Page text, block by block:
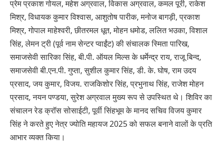
प्रेम प्रकाश गोयल, महेश अग्रवाल, विकास अग्रवाल, कमल पूरी, राकेश
मिश्र, विधायक कुमार विश्वास, आशुतोष पारीक, मनोज बागड़ी, प्रकाश
मिश्र, गोपाल माहेश्वरी, छीतरमल धूत, मोहन धमोड, ललित भउका, विशाल
सिंह, लेमन ट्री (पूर्व नाम सेन्टर प्वाईंट) की संचालक स्मिता पारिख,
समाजसेवी सारिका सिंह, बी.पी. ऑयल मिल्स के धर्मेन्द्र राय, राजू बिन्द,
समाजसेवी बी.एन.पी. गुप्ता, सुशील कुमार सिंह, डी. के. घोष, राम उदय
प्रसाद, जय कुमार, विजय. राजकिशोर सिंह, प्रभुनाथ सिंह, राजेश मोहन
प्रसाद, नयन पण्डया, सुरेश अग्रवाल मुख्य रूप से उपस्थित थे। शिविर का
संचालन रेड क्रॉस सोसाईटी, पूर्वी सिंहभूम के मानद सचिव विजय कुमार
सिंह ने करते हुए नेत्र ज्योति महायज 2025 को सफल बनाने वालों के प्रति
आभार व्यक्त किया।